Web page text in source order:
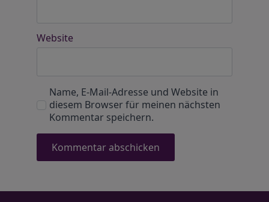
Website
Name, E-Mail-Adresse und Website in
diesem Browser für meinen nächsten
Kommentar speichern.